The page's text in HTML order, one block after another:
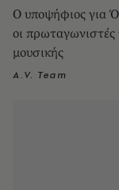
Ο υποψήφιος για
οι
μουσικής
A.V. Team